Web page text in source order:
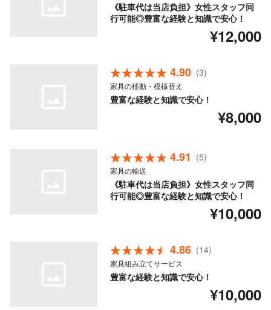
《駐車代は当店負担》女性スタッフ同
行可能◎豊富な経験と知識で安心！
¥12,000
4.90 (3)
家具の移動・模様替え
豊富な経験と知識で安心！
¥8,000
4.91 (5)
家具の輸送
《駐車代は当店負担》女性スタッフ同
行可能◎豊富な経験と知識で安心！
¥10,000
4.86 (14)
家具組み立てサービス
豊富な経験と知識で安心！
¥10,000